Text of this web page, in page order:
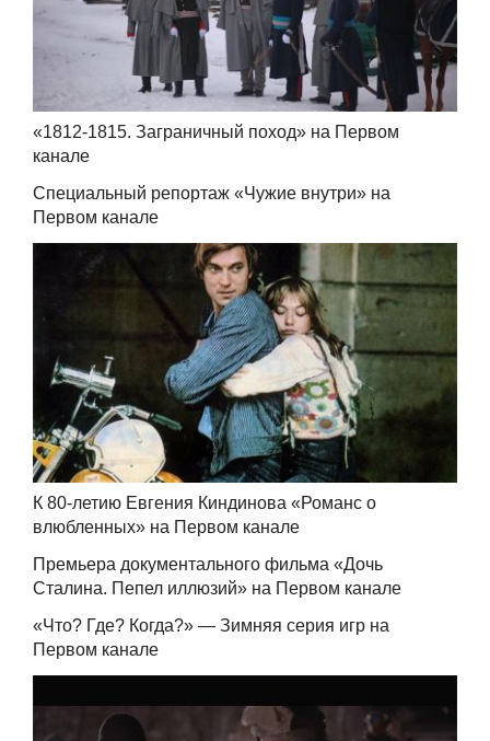
«1812-1815. Заграничный поход» на Первом
канале
Специальный репортаж «Чужие внутри» на
Первом канале
К 80-летию Евгения Киндинова «Романс о
влюбленных» на Первом канале
Премьера документального фильма «Дочь
Сталина. Пепел иллюзий» на Первом канале
«Что? Где? Когда?» — Зимняя серия игр на
Первом канале